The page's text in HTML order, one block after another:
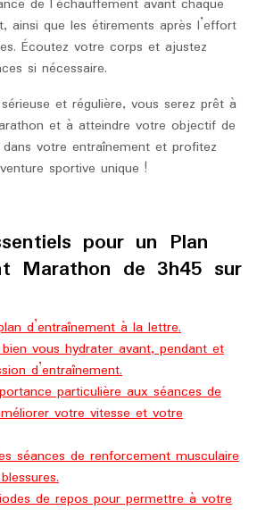
de l’échauffement avant chaque
ainsi que les étirements après l’effort
Écoutez votre corps et ajustez
si nécessaire.
et régulière, vous serez prêt à
et à atteindre votre objectif de
votre entraînement et profitez
sportive unique !
pour un Plan
Marathon de 3h45 sur
d’entraînement à la lettre.
vous hydrater avant, pendant et
d’entraînement.
particulière aux séances de
votre vitesse et votre
séances de renforcement musculaire
de repos pour permettre à votre